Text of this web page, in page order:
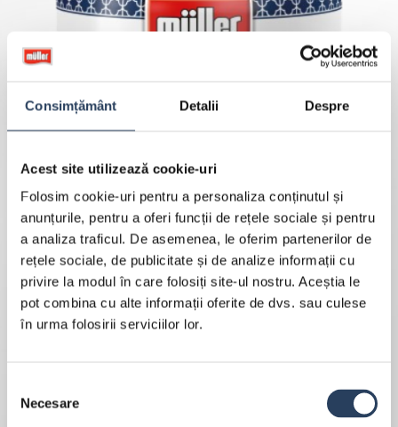
Consimțământ Detalii Despre
Acest site utilizează cookie-uri
Folosim cookie-uri pentru a personaliza conținutul și
anunțurile, pentru a oferi funcții de rețele sociale și pentru
a analiza traficul. De asemenea, le oferim partenerilor de
rețele sociale, de publicitate și de analize informații cu
privire la modul în care folosiți site-ul nostru. Aceștia le
pot combina cu alte informații oferite de dvs. sau culese
în urma folosirii serviciilor lor.
consimțământului
Necesare